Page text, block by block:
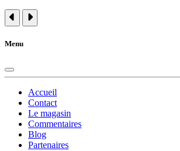
Menu
Accueil
Contact
Le magasin
Commentaires
Blog
Partenaires